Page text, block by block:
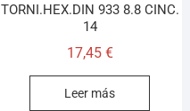
TORNI.HEX.DIN 933 8.8 CINC.
14
17,45 €
Leer más